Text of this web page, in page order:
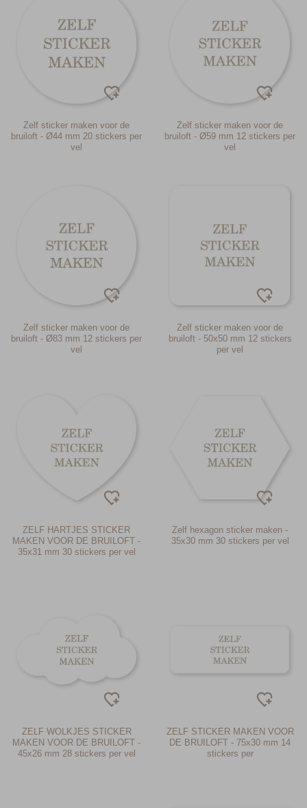
Zelf sticker maken voor de
bruiloft - Ø44 mm 20 stickers per
vel
Zelf sticker maken voor de
bruiloft - Ø59 mm 12 stickers per
vel
Zelf sticker maken voor de
bruiloft - Ø83 mm 12 stickers per
vel
Zelf sticker maken voor de
bruiloft - 50x50 mm 12 stickers
per vel
ZELF HARTJES STICKER
MAKEN VOOR DE BRUILOFT -
35x31 mm 30 stickers per vel
Zelf hexagon sticker maken -
35x30 mm 30 stickers per vel
ZELF WOLKJES STICKER
MAKEN VOOR DE BRUILOFT -
45x26 mm 28 stickers per vel
ZELF STICKER MAKEN VOOR
DE BRUILOFT - 75x30 mm 14
stickers per